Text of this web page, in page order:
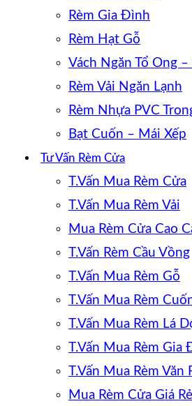
Rèm Gia Đình
Rèm Hạt Gỗ
Vách Ngăn Tổ Ong
Rèm Vải Ngăn Lạnh
Rèm Nhựa PVC
Bạt Cuốn – Mái Xếp
Tư Vấn Rèm Cửa
T.Vấn Mua Rèm Cửa
T.Vấn Mua Rèm Vải
Mua Rèm Cửa Cao
T.Vấn Rèm Cầu Vồng
T.Vấn Mua Rèm Gỗ
T.Vấn Mua Rèm
T.Vấn Mua Rèm Lá
T.Vấn Mua Rèm Gia
T.Vấn Mua Rèm Văn
Mua Rèm Cửa Giá Rẻ